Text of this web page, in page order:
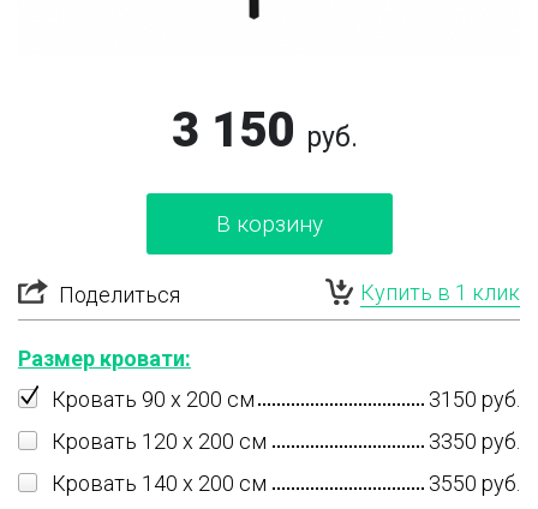
3 150 руб.
В корзину
Поделиться Купить в 1 клик
Размер кровати:
Кровать 90 x 200 см
3150 руб.
Кровать 120 x 200 см
3350 руб.
Кровать 140 x 200 см
3550 руб.